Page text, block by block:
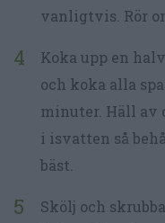
vanligtvis. Rör
Koka upp en
och koka alla
minuter. Häll av
i isvatten så
bäst.
Skölj och